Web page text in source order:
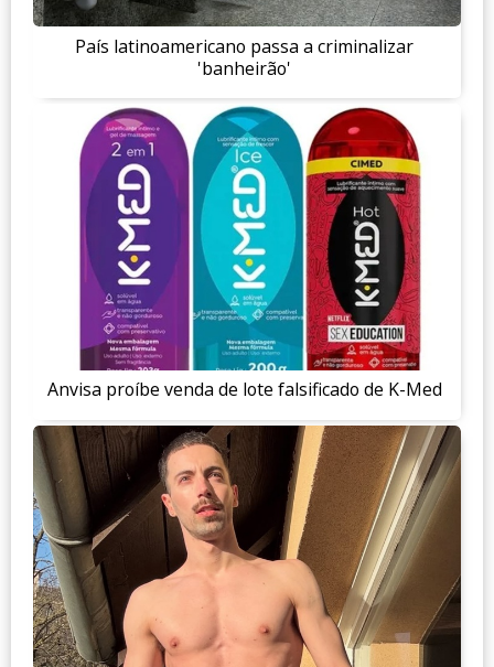
País latinoamericano passa a criminalizar
'banheirão'
Anvisa proíbe venda de lote falsificado de K-Med